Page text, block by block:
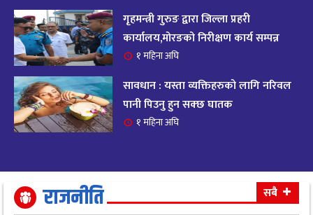
१८
आजको राशिफल : आइतवार, ८ भदौ २०८२ (२४ अगस्ट
२०२५)
११ महिना अघि
१९ आजको राशिफल २०८२ भदाै ४ गते, बुधवार
११ महिना अघि
धैर्यले सफलता मिल्नेछ
११ महिना अघि
गृहमन्त्री गुरुङ द्वारा जिल्ला प्रहरी
कार्यालय,मोरङको निरीक्षण कार्य सम्पन्न
१ महिना अघि
सावधान : यस्ता व्यक्तिहरुको लागि नरिवल
पानी पिउनु हुन सक्छ घातक
१ महिना अघि
राजनीति सबै